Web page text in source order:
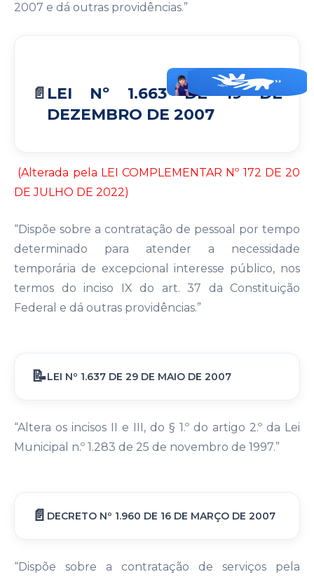
2007 e dá outras providências.”
LEI Nº 1.663 DE 19 DE
DEZEMBRO DE 2007
(Alterada pela LEI COMPLEMENTAR Nº 172 DE 20
DE JULHO DE 2022)
“Dispõe sobre a contratação de pessoal por tempo
determinado para atender a necessidade
temporária de excepcional interesse público, nos
termos do inciso IX do art. 37 da Constituição
Federal e dá outras providências.”
LEI Nº 1.637 DE 29 DE MAIO DE 2007
“Altera os incisos II e III, do § 1.º do artigo 2.º da Lei
Municipal n.º 1.283 de 25 de novembro de 1997.”
DECRETO Nº 1.960 DE 16 DE MARÇO DE 2007
“Dispõe sobre a contratação de serviços pela